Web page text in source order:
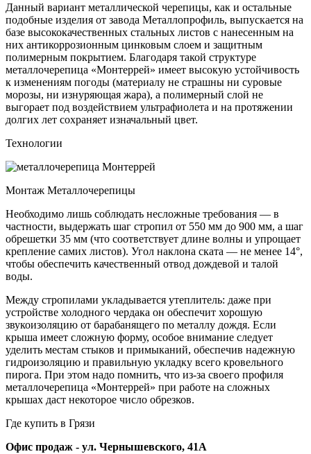
Данный вариант металлической черепицы, как и остальные
подобные изделия от завода Металлопрофиль, выпускается на
базе высококачественных стальных листов с нанесенным на
них антикоррозионным цинковым слоем и защитным
полимерным покрытием. Благодаря такой структуре
металлочерепица «Монтеррей» имеет высокую устойчивость
к изменениям погоды (материалу не страшны ни суровые
морозы, ни изнуряющая жара), а полимерный слой не
выгорает под воздействием ультрафиолета и на протяжении
долгих лет сохраняет изначальный цвет.
Технологии
Монтаж Металлочерепицы
Необходимо лишь соблюдать несложные требования — в
частности, выдержать шаг стропил от 550 мм до 900 мм, а шаг
обрешетки 35 мм (что соответствует длине волны и упрощает
крепление самих листов). Угол наклона ската — не менее 14°,
чтобы обеспечить качественный отвод дождевой и талой
воды.
Между стропилами укладывается утеплитель: даже при
устройстве холодного чердака он обеспечит хорошую
звукоизоляцию от барабанящего по металлу дождя. Если
крыша имеет сложную форму, особое внимание следует
уделить местам стыков и примыканий, обеспечив надежную
гидроизоляцию и правильную укладку всего кровельного
пирога. При этом надо помнить, что из-за своего профиля
металлочерепица «Монтеррей» при работе на сложных
крышах даст некоторое число обрезков.
Где купить в Грязи
Офис продаж - ул. Чернышевского, 41А